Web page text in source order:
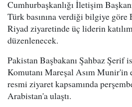
Cumhurbaşkanlığı İletişim
Türk basınına verdiği bilgiye
Riyad ziyaretinde üç liderin
düzenlenecek.
Pakistan Başbakanı Şahbaz Şerif
Komutanı Mareşal Asım
resmi ziyaret kapsamında
Arabistan'a ulaştı.